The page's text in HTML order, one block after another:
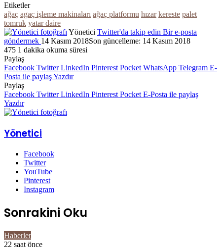
Etiketler
ağaç agaç işleme makinaları ağaç platformu hızar kereste palet
tomruk yatar daire
Yönetici Twitter'da takip edin Bir e-posta
göndermek 14 Kasım 2018Son güncelleme: 14 Kasım 2018
475 1 dakika okuma süresi
Paylaş
Facebook Twitter LinkedIn Pinterest Pocket WhatsApp Telegram E-
Posta ile paylaşYazdır
Paylaş
Facebook Twitter LinkedIn Pinterest Pocket E-Posta ile paylaş
Yazdır
Yönetici
Facebook
Twitter
YouTube
Pinterest
Instagram
Sonrakini Oku
Haberler
22 saat önce